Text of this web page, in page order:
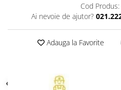
Povesti pentru copii
Dictionare si enciclopedii
Dictionare de limba romana
Cod Produs:
Ai nevoie de ajutor?
Adauga la Favorite